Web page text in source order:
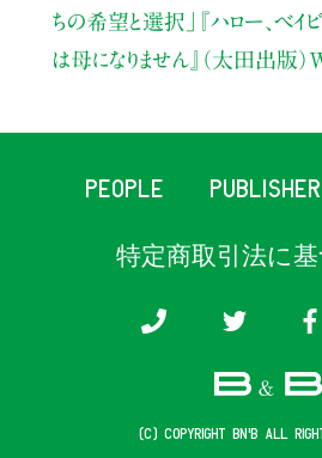
ちの希望と選択」
『ハロー、ベイ
は母になりません』（太田出版
PEOPLE PUBLISHER
特定商取引法に
(c) COPYRIGHT B&B ALL